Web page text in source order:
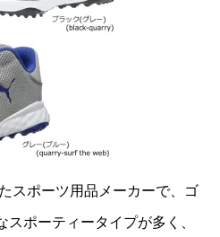
スポーツ用品メーカーで、ゴ
ポーティータイプが多く、